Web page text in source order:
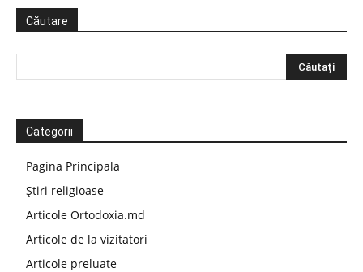
Căutare
Categorii
Pagina Principala
Știri religioase
Articole Ortodoxia.md
Articole de la vizitatori
Articole preluate